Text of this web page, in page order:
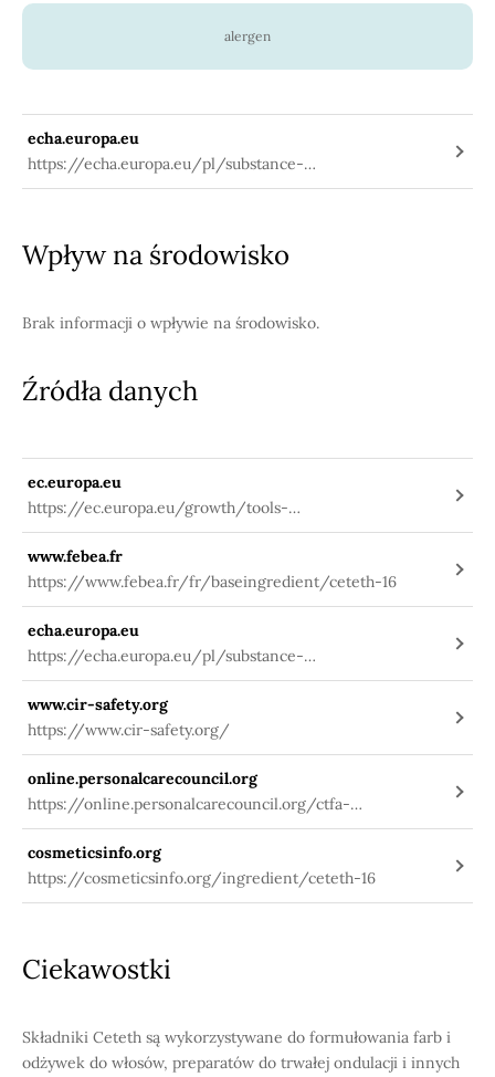
alergen
echa.europa.eu
https://echa.europa.eu/pl/substance-
information/-/substanceinfo/100.105.524
Wpływ na środowisko
Brak informacji o wpływie na środowisko.
Źródła danych
ec.europa.eu
https://ec.europa.eu/growth/tools-
databases/cosing/index.cfm?
fuseaction=search.details_v2&id=75148
www.febea.fr
https://www.febea.fr/fr/baseingredient/ceteth-16
echa.europa.eu
https://echa.europa.eu/pl/substance-
information/-/substanceinfo/100.105.524
www.cir-safety.org
https://www.cir-safety.org/
online.personalcarecouncil.org
https://online.personalcarecouncil.org/ctfa-
static/online/lists/cir-pdfs/PR581.PDF
cosmeticsinfo.org
https://cosmeticsinfo.org/ingredient/ceteth-16
Ciekawostki
Składniki Ceteth są wykorzystywane do formułowania farb i
odżywek do włosów, preparatów do trwałej ondulacji i innych